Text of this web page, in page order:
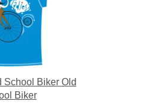
School Biker Old
Biker